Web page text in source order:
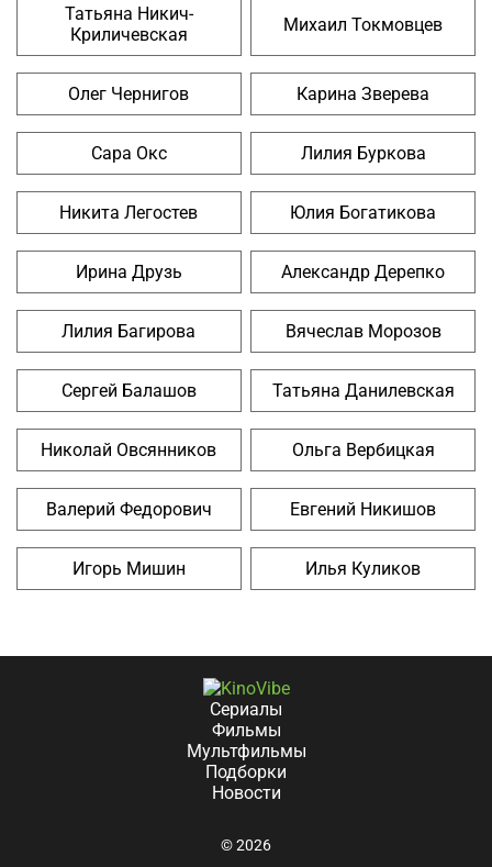
Татьяна Никич-
Криличевская
Михаил Токмовцев
Олег Чернигов Карина Зверева
Сара Окс Лилия Буркова
Никита Легостев Юлия Богатикова
Ирина Друзь Александр Дерепко
Лилия Багирова Вячеслав Морозов
Сергей Балашов Татьяна Данилевская
Николай Овсянников Ольга Вербицкая
Валерий Федорович Евгений Никишов
Игорь Мишин Илья Куликов
Сериалы
Фильмы
Мультфильмы
Подборки
Новости
© 2026